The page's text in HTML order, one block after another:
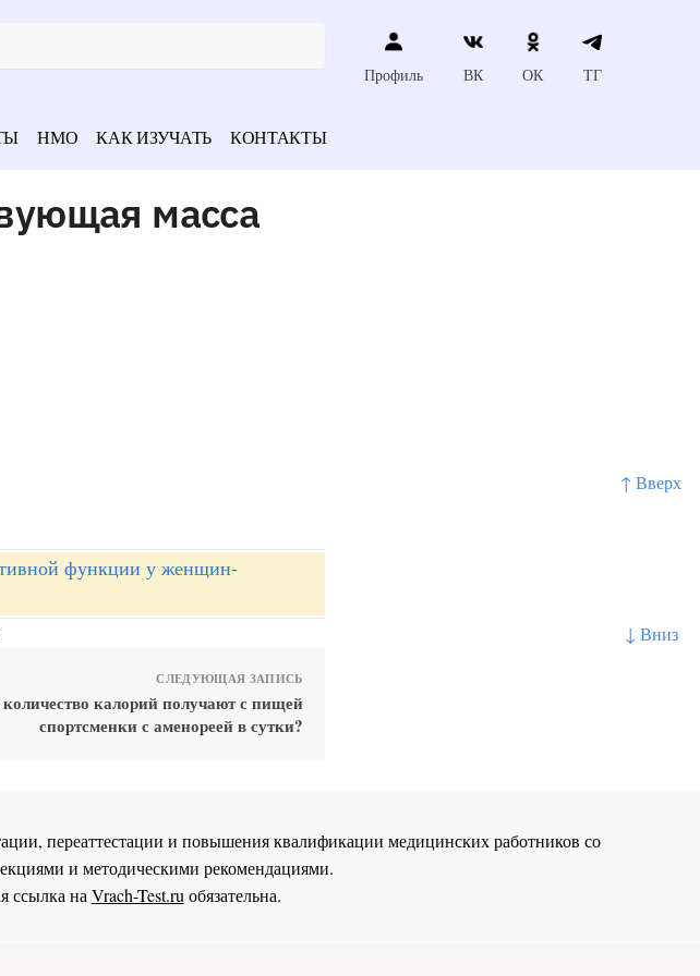
↑ Вверх
↓ Вниз
Профиль ВК ОК ТГ
НМО КАК ИЗУЧАТЬ КОНТАКТЫ
масса
функции у женщин-
СЛЕДУЮЩАЯ ЗАПИСЬ
калорий получают с пищей
спортсменки с аменореей в сутки?
переаттестации и повышения квалификации медицинских работников со
и методическими рекомендациями.
ссылка наVrach-Test.ruобязательна.